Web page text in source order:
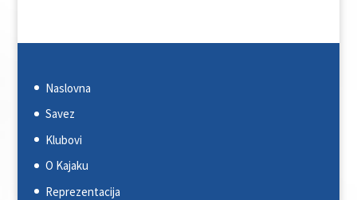
Naslovna
Savez
Klubovi
O Kajaku
Reprezentacija